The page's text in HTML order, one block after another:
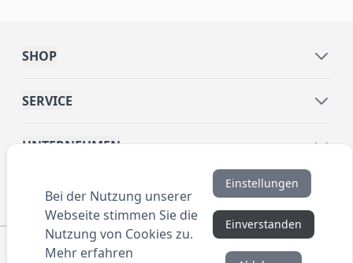
SHOP
SERVICE
UNTERNEHMEN
INFORMATIONEN
© 2016 ANYBRAND.de. All Rights Reserved. Alle
Bei der Nutzung unserer
Webseite stimmen Sie die
Nutzung von Cookies zu.
Mehr erfahren
Einstellungen
Einverstanden